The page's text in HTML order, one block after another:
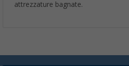
attrezzature bagnate.